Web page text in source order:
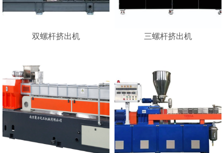
双螺杆挤出机 三螺杆挤出机